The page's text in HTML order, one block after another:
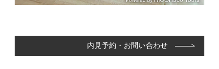
内見予約・お問い合わせ